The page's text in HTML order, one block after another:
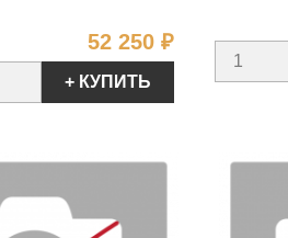
52 250 ₽Цена
+ КУПИТЬ